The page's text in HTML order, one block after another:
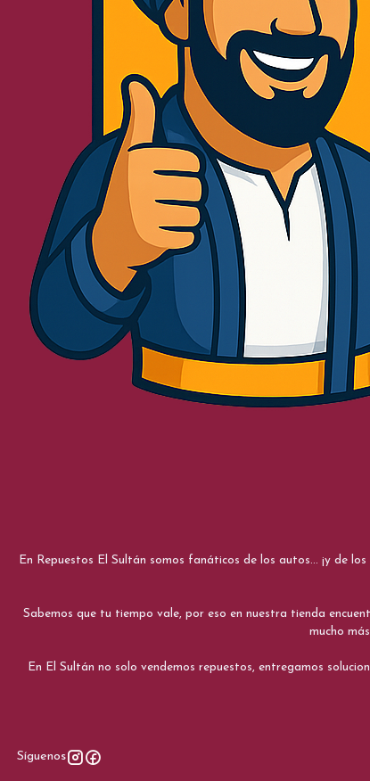
En Repuestos El Sultán somos fanáticos de los autos... ¡y de
Sabemos que tu tiempo vale, por eso en nuestra tienda
mucho
En El Sultán no solo vendemos repuestos, entregamos
Síguenos